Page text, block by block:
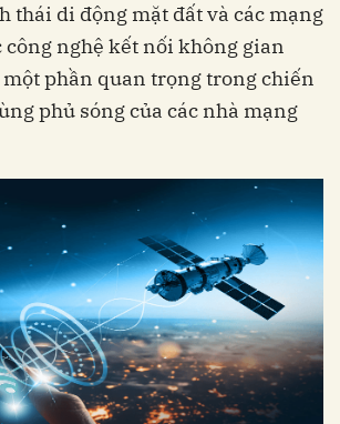
thái di động mặt đất và các mạng
nghệ kết nối không gian
phần quan trọng trong chiến
phủ sóng của các nhà mạng